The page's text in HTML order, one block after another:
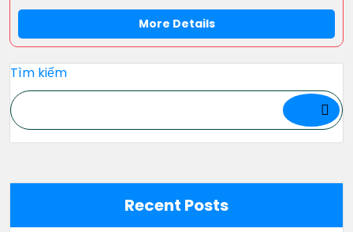
More Details
Tìm kiếm
Recent Posts